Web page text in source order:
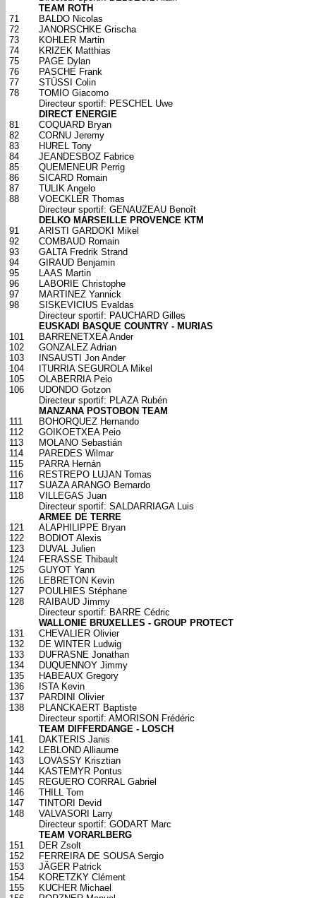
TEAM ROTH
71
BALDO Nicolas
72
JANORSCHKE Grischa
73
KOHLER Martin
74
KRIZEK Matthias
75
PAGE Dylan
76
PASCHE Frank
77
STÜSSI Colin
78
TOMIO Giacomo
Directeur sportif: PESCHEL Uwe
DIRECT ENERGIE
81
COQUARD Bryan
82
CORNU Jeremy
83
HUREL Tony
84
JEANDESBOZ Fabrice
85
QUEMENEUR Perrig
86
SICARD Romain
87
TULIK Angelo
88
VOECKLER Thomas
Directeur sportif: GENAUZEAU Benoît
DELKO MARSEILLE PROVENCE KTM
91
ARISTI GARDOKI Mikel
92
COMBAUD Romain
93
GALTA Fredrik Strand
94
GIRAUD Benjamin
95
LAAS Martin
96
LABORIE Christophe
97
MARTINEZ Yannick
98
SISKEVICIUS Evaldas
Directeur sportif: PAUCHARD Gilles
EUSKADI BASQUE COUNTRY - MURIAS
101
BARRENETXEA Ander
102
GONZALEZ Adrian
103
INSAUSTI Jon Ander
104
ITURRIA SEGUROLA Mikel
105
OLABERRIA Peio
106
UDONDO Gotzon
Directeur sportif: PLAZA Rubén
MANZANA POSTOBON TEAM
111
BOHORQUEZ Hernando
112
GOIKOETXEA Peio
113
MOLANO Sebastián
114
PAREDES Wilmar
115
PARRA Hernán
116
RESTREPO LUJAN Tomas
117
SUAZA ARANGO Bernardo
118
VILLEGAS Juan
Directeur sportif: SALDARRIAGA Luis
ARMEE DE TERRE
121
ALAPHILIPPE Bryan
122
BODIOT Alexis
123
DUVAL Julien
124
FERASSE Thibault
125
GUYOT Yann
126
LEBRETON Kevin
127
POULHIES Stéphane
128
RAIBAUD Jimmy
Directeur sportif: BARRE Cédric
WALLONIE BRUXELLES - GROUP PROTECT
131
CHEVALIER Olivier
132
DE WINTER Ludwig
133
DUFRASNE Jonathan
134
DUQUENNOY Jimmy
135
HABEAUX Gregory
136
ISTA Kevin
137
PARDINI Olivier
138
PLANCKAERT Baptiste
Directeur sportif: AMORISON Frédéric
TEAM DIFFERDANGE - LOSCH
141
DAKTERIS Janis
142
LEBLOND Alliaume
143
LOVASSY Krisztian
144
KASTEMYR Pontus
145
REGUERO CORRAL Gabriel
146
THILL Tom
147
TINTORI Devid
148
VALVASORI Larry
Directeur sportif: GODART Marc
TEAM VORARLBERG
151
DER Zsolt
152
FERREIRA DE SOUSA Sergio
153
JÄGER Patrick
154
KORETZKY Clément
155
KUCHER Michael